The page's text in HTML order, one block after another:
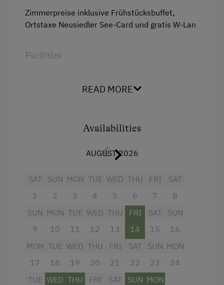
Activities at/near the Property
National Park
Water Sports
Zimmerpreise inklusive Frühstücksbuffet,
Ortstaxe Neusiedler See-Card und gratis W-Lan
Facilities
READ MORE
Availabilities
AUGUST 2026
SAT
1
SUN
2
MON
3
TUE
4
WED
5
THU
6
FRI
7
SAT
8
SUN
9
MON
10
TUE
11
WED
12
THU
13
FRI
14
SAT
15
SUN
16
MON
17
TUE
18
WED
19
THU
20
FRI
21
SAT
22
SUN
23
MON
24
TUE WED THU FRI SAT SUN MON